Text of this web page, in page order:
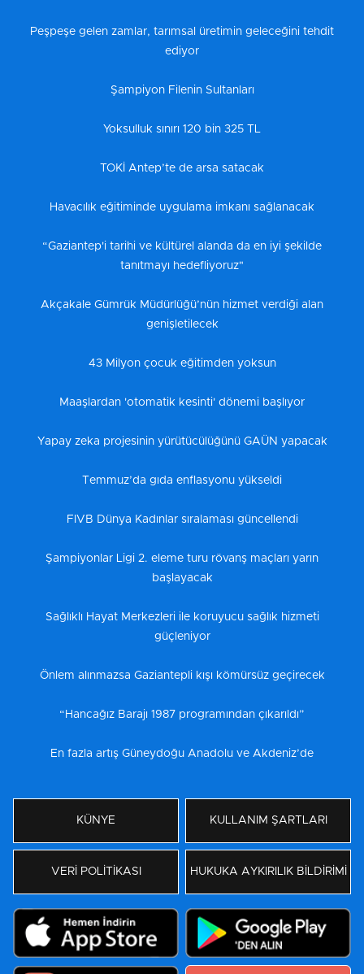
Peşpeşe gelen zamlar, tarımsal üretimin geleceğini tehdit
ediyor
Şampiyon Filenin Sultanları
Yoksulluk sınırı 120 bin 325 TL
TOKİ Antep’te de arsa satacak
Havacılık eğitiminde uygulama imkanı sağlanacak
“Gaziantep'i tarihi ve kültürel alanda da en iyi şekilde
tanıtmayı hedefliyoruz"
Akçakale Gümrük Müdürlüğü’nün hizmet verdiği alan
genişletilecek
43 Milyon çocuk eğitimden yoksun
Maaşlardan 'otomatik kesinti' dönemi başlıyor
Yapay zeka projesinin yürütücülüğünü GAÜN yapacak
Temmuz’da gıda enflasyonu yükseldi
FIVB Dünya Kadınlar sıralaması güncellendi
Şampiyonlar Ligi 2. eleme turu rövanş maçları yarın
başlayacak
Sağlıklı Hayat Merkezleri ile koruyucu sağlık hizmeti
güçleniyor
Önlem alınmazsa Gaziantepli kışı kömürsüz geçirecek
“Hancağız Barajı 1987 programından çıkarıldı”
En fazla artış Güneydoğu Anadolu ve Akdeniz’de
KÜNYE KULLANIM ŞARTLARI
VERİ POLİTİKASI HUKUKA AYKIRILIK BİLDİRİMİ